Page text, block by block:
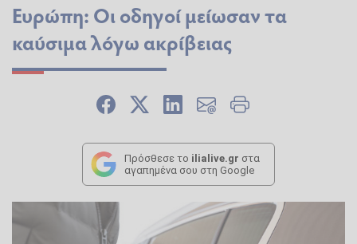
Ευρώπη: Οι οδηγοί μείωσαν τα
καύσιμα λόγω ακρίβειας
Πρόσθεσε το ilialive.gr στα
αγαπημένα σου στη Google